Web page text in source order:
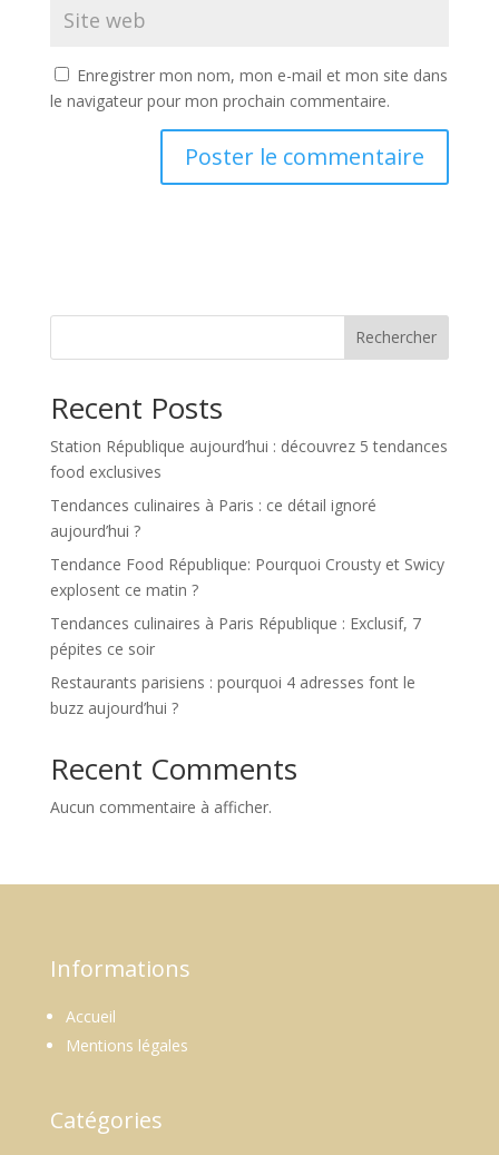
Enregistrer mon nom, mon e-mail et mon site dans
le navigateur pour mon prochain commentaire.
Rechercher
Recent Posts
Station République aujourd’hui : découvrez 5 tendances
food exclusives
Tendances culinaires à Paris : ce détail ignoré
aujourd’hui ?
Tendance Food République: Pourquoi Crousty et Swicy
explosent ce matin ?
Tendances culinaires à Paris République : Exclusif, 7
pépites ce soir
Restaurants parisiens : pourquoi 4 adresses font le
buzz aujourd’hui ?
Recent Comments
Aucun commentaire à afficher.
Informations
Accueil
Mentions légales
Catégories